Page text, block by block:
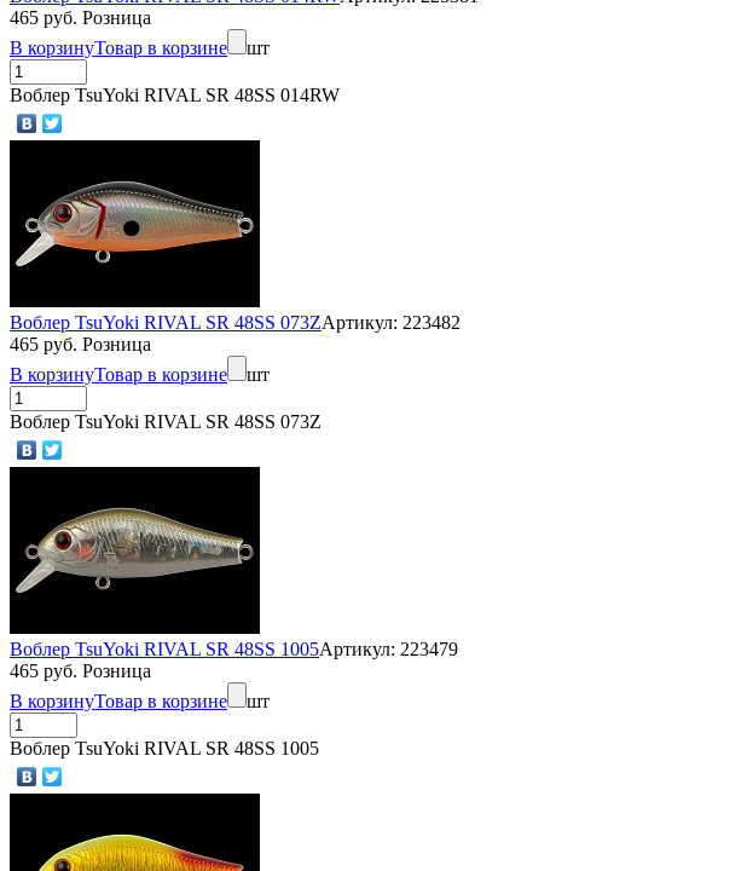
465 руб. Розница
В корзинуТовар в корзине шт
Воблер TsuYoki RIVAL SR 48SS 014RW
Воблер TsuYoki RIVAL SR 48SS 073ZАртикул: 223482
465 руб. Розница
В корзинуТовар в корзине шт
Воблер TsuYoki RIVAL SR 48SS 073Z
Воблер TsuYoki RIVAL SR 48SS 1005Артикул: 223479
465 руб. Розница
В корзинуТовар в корзине шт
Воблер TsuYoki RIVAL SR 48SS 1005